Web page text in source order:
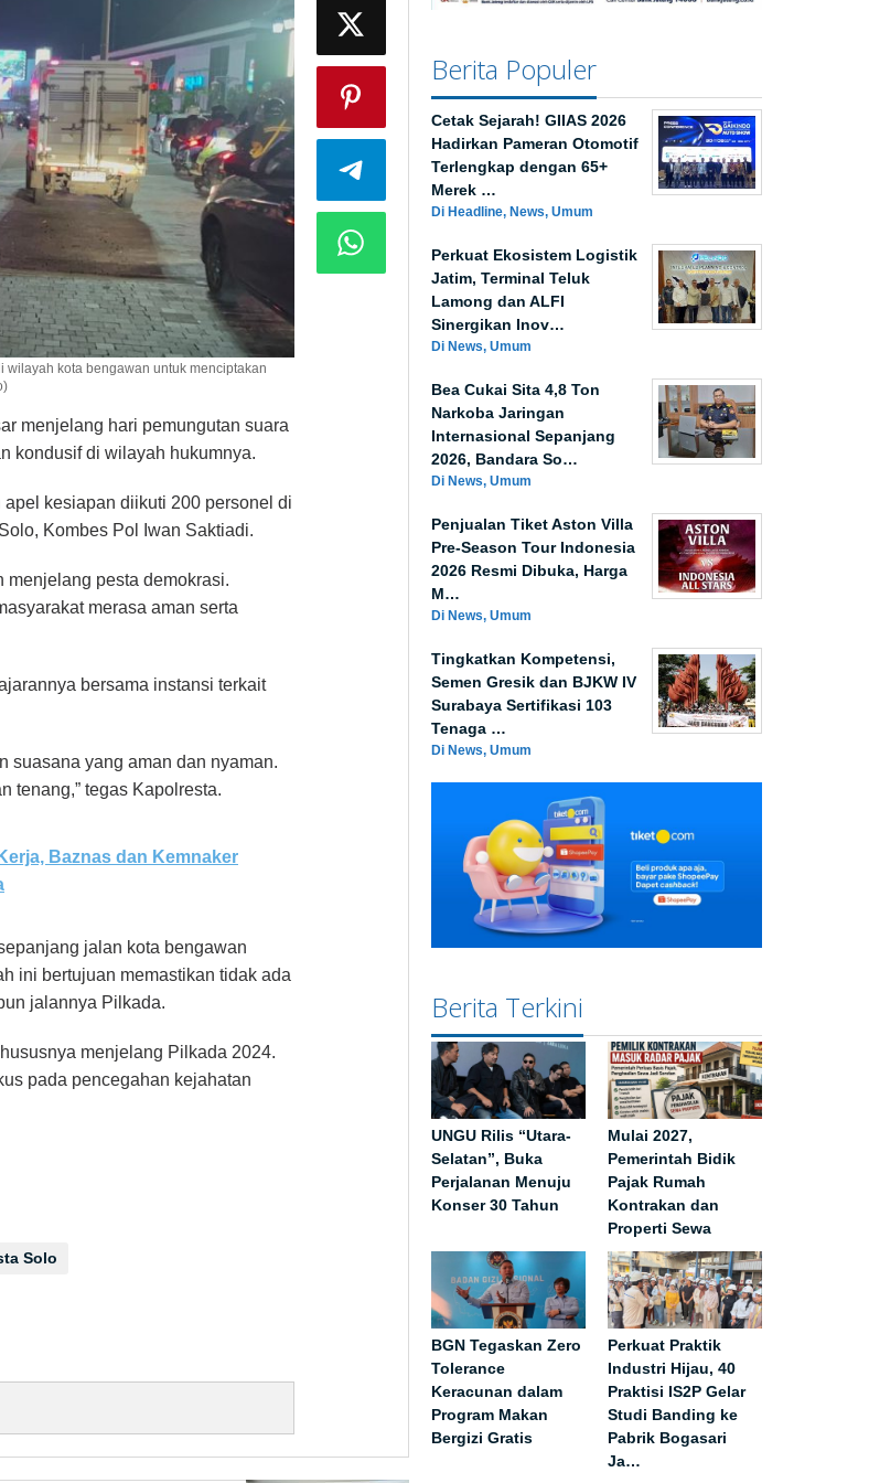
kota bengawan untuk menciptakan
menjelang hari pemungutan suara
kondusif di wilayah hukumnya.
kesiapan diikuti 200 personel di
Kombes Pol Iwan Saktiadi.
menjelang pesta demokrasi.
merasa aman serta
bersama instansi terkait
suasana yang aman dan nyaman.
tenang,” tegas Kapolresta.
Baznas dan Kemnaker
jalan kota bengawan
ini bertujuan memastikan tidak ada
jalannya Pilkada.
menjelang Pilkada 2024.
pada pencegahan kejahatan
Solo
Berita Populer
Cetak Sejarah! GIIAS 2026
Hadirkan Pameran Otomotif
Terlengkap dengan 65+
Merek …
Di Headline, News, Umum
Perkuat Ekosistem Logistik
Jatim, Terminal Teluk
Lamong dan ALFI
Sinergikan Inov…
Di News, Umum
Bea Cukai Sita 4,8 Ton
Narkoba Jaringan
Internasional Sepanjang
2026, Bandara So…
Di News, Umum
Penjualan Tiket Aston Villa
Pre-Season Tour Indonesia
2026 Resmi Dibuka, Harga
M…
Di News, Umum
Tingkatkan Kompetensi,
Semen Gresik dan BJKW IV
Surabaya Sertifikasi 103
Tenaga …
Di News, Umum
Berita Terkini
UNGU Rilis “Utara-
Selatan”, Buka
Perjalanan Menuju
Konser 30 Tahun
Mulai 2027,
Pemerintah Bidik
Pajak Rumah
Kontrakan dan
Properti Sewa
BGN Tegaskan Zero
Tolerance
Keracunan dalam
Program Makan
Bergizi Gratis
Perkuat Praktik
Industri Hijau, 40
Praktisi IS2P Gelar
Studi Banding ke
Pabrik Bogasari
Ja…